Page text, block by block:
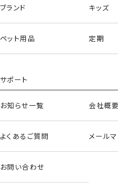
ブランド キッズ
ペット用品 定期
サポート
お知らせ一覧 会社概要
よくあるご質問 メール
お問い合わせ